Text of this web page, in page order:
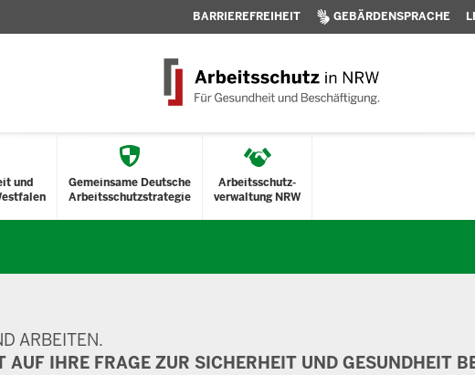
BARRIEREFREIHEIT GEBÄRDENSPRACHE
und
Gemeinsame Deutsche
Arbeitsschutzstrategie
Arbeitsschutz-
verwaltung NRW
ARBEITEN.
AUF IHRE FRAGE ZUR SICHERHEIT UND GESUNDHEIT